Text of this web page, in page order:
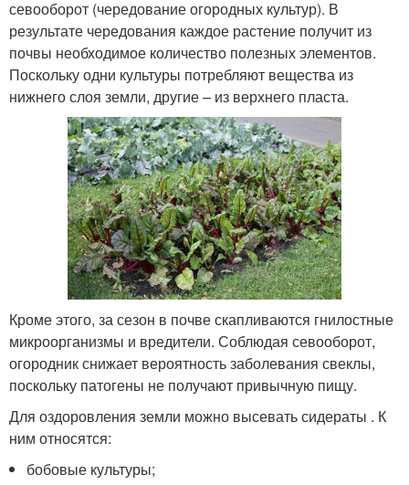
севооборот (чередование огородных культур). В
результате чередования каждое растение получит из
почвы необходимое количество полезных элементов.
Поскольку одни культуры потребляют вещества из
нижнего слоя земли, другие – из верхнего пласта.
Кроме этого, за сезон в почве скапливаются гнилостные
микроорганизмы и вредители. Соблюдая севооборот,
огородник снижает вероятность заболевания свеклы,
поскольку патогены не получают привычную пищу.
Для оздоровления земли можно высевать сидераты . К
ним относятся:
бобовые культуры;